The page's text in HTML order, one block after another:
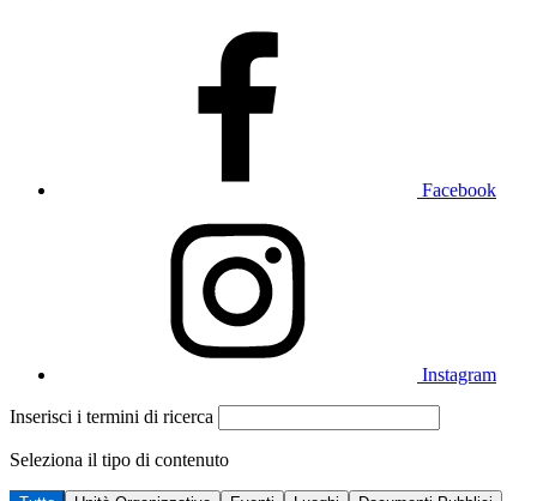
Facebook
Instagram
Inserisci i termini di ricerca
Seleziona il tipo di contenuto